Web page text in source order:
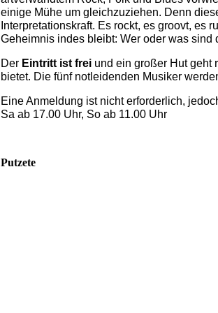
einige Mühe um gleichzuziehen. Denn
Interpretationskraft. Es rockt, es groovt,
Geheimnis indes bleibt: Wer oder was sind
Der Eintritt ist frei und ein großer Hut geht
bietet. Die fünf notleidenden Musiker
Eine Anmeldung ist nicht erforderlich,
Sa ab 17.00 Uhr, So ab 11.00 Uhr
Putzete